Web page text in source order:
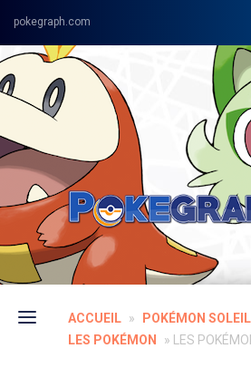
Skip to content
ACCUEIL » POKÉMON
LES POKÉMON
» LES